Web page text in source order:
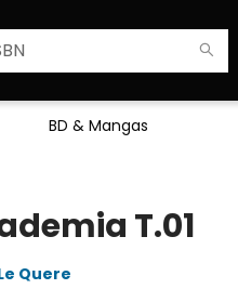
BD & Mangas
T.01
Quere